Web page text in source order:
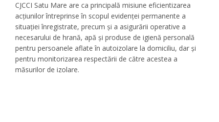
CJCCI Satu Mare are ca principală misiune eficientizarea
acțiunilor întreprinse în scopul evidenței permanente a
situației înregistrate, precum și a asigurării operative a
necesarului de hrană, apă și produse de igienă personală
pentru persoanele aflate în autoizolare la domiciliu, dar și
pentru monitorizarea respectării de către acestea a
măsurilor de izolare.